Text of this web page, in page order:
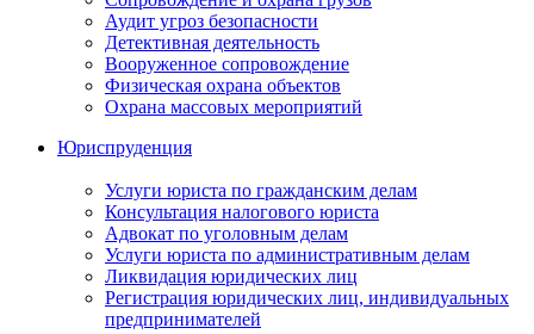
Аудит угроз безопасности
Детективная деятельность
Вооруженное сопровождение
Физическая охрана объектов
Охрана массовых мероприятий
Юриспруденция
Услуги юриста по гражданским делам
Консультация налогового юриста
Адвокат по уголовным делам
Услуги юриста по административным делам
Ликвидация юридических лиц
Регистрация юридических лиц, индивидуальных
предпринимателей